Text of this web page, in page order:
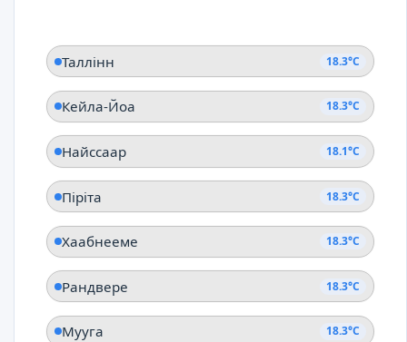
Таллінн 18.3°C
Кейла-Йоа 18.3°C
Найссаар 18.1°C
Піріта 18.3°C
Хаабнееме 18.3°C
Рандвере 18.3°C
Мууга 18.3°C